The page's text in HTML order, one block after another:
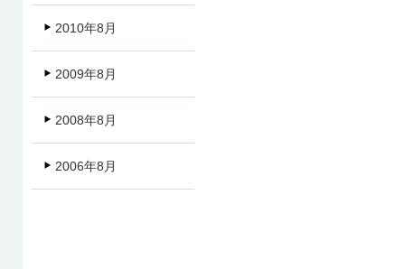
2010年8月
2009年8月
2008年8月
2006年8月